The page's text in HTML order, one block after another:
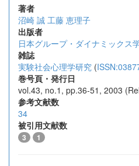
著者
沼崎 誠 工藤 恵理子
出版者
日本グループ・ダイナミックス
雑誌
実験社会心理学研究 (
巻号頁・発行日
vol.43, no.1, pp.36-51, 2003
参考文献数
34
被引用文献数
3 1